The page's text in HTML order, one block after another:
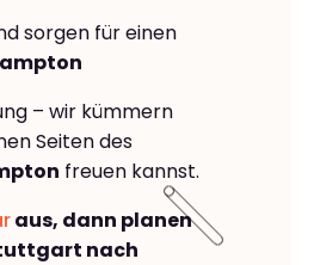
sorgen für einen
– wir kümmern
Seiten des
freuen kannst.
aus, dann planen
nach